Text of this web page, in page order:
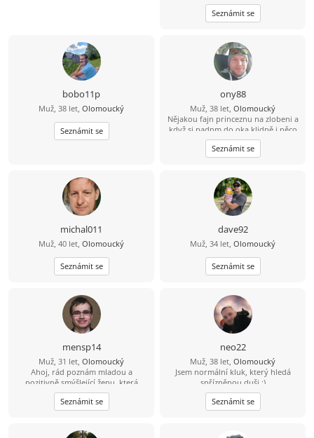
Seznámit se
bobo11p
Muž, 38 let, Olomoucký
Seznámit se
ony88
Muž, 38 let, Olomoucký
Nějakou fajn princeznu na zlobeni a
když si padnm do oka klidně i něco
vic
Seznámit se
michal011
Muž, 40 let, Olomoucký
Seznámit se
dave92
Muž, 34 let, Olomoucký
Seznámit se
mensp14
Muž, 31 let, Olomoucký
Ahoj, rád poznám mladou a
pozitivně smýšlející ženu, která
nezkazí žádnou legraci.
Seznámit se
neo22
Muž, 38 let, Olomoucký
Jsem normální kluk, který hledá
spřízněnou duši :)
Seznámit se